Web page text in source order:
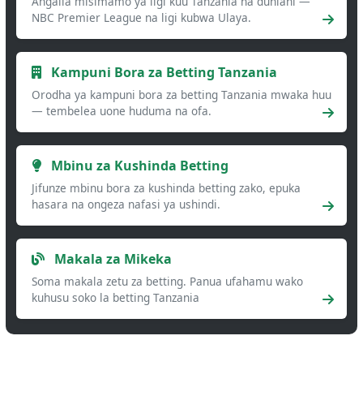
NBC Premier League na ligi kubwa Ulaya.
Kampuni Bora za Betting Tanzania
Orodha ya kampuni bora za betting Tanzania mwaka huu
— tembelea uone huduma na ofa.
Mbinu za Kushinda Betting
Jifunze mbinu bora za kushinda betting zako, epuka
hasara na ongeza nafasi ya ushindi.
Makala za Mikeka
Soma makala zetu za betting. Panua ufahamu wako
kuhusu soko la betting Tanzania